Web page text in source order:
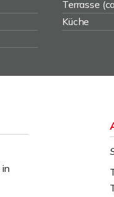
Terrasse
Küche